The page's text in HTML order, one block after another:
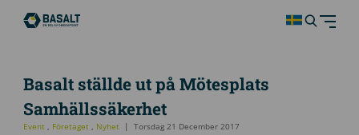
Basalt ställde ut på Mötesplats
Samhällssäkerhet
Event Företaget Nyhet Torsdag 21 December 2017